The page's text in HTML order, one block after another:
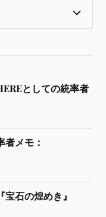
としての統率者
メモ：
石の煌めき』